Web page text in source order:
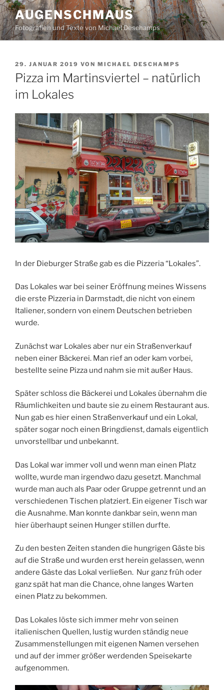
Zum
Inhalt
springen
AUGENSCHMAUS
Fotografien und Texte von Michael Deschamps
VERÖFFENTLICHT
AM
29. JANUAR 2019 VON MICHAEL DESCHAMPS
Pizza im Martinsviertel – natürlich
im Lokales
In der Dieburger Straße gab es die Pizzeria “Lokales”.
Das Lokales war bei seiner Eröffnung meines Wissens
die erste Pizzeria in Darmstadt, die nicht von einem
Italiener, sondern von einem Deutschen betrieben
wurde.
Zunächst war Lokales aber nur ein Straßenverkauf
neben einer Bäckerei. Man rief an oder kam vorbei,
bestellte seine Pizza und nahm sie mit außer Haus.
Später schloss die Bäckerei und Lokales übernahm die
Räumlichkeiten und baute sie zu einem Restaurant aus.
Nun gab es hier einen Straßenverkauf und ein Lokal,
später sogar noch einen Bringdienst, damals eigentlich
unvorstellbar und unbekannt.
Das Lokal war immer voll und wenn man einen Platz
wollte, wurde man irgendwo dazu gesetzt. Manchmal
wurde man auch als Paar oder Gruppe getrennt und an
verschiedenen Tischen platziert. Ein eigener Tisch war
die Ausnahme. Man konnte dankbar sein, wenn man
hier überhaupt seinen Hunger stillen durfte.
Zu den besten Zeiten standen die hungrigen Gäste bis
auf die Straße und wurden erst herein gelassen, wenn
andere Gäste das Lokal verließen. Nur ganz früh oder
ganz spät hat man die Chance, ohne langes Warten
einen Platz zu bekommen.
Das Lokales löste sich immer mehr von seinen
italienischen Quellen, lustig wurden ständig neue
Zusammenstellungen mit eigenen Namen versehen
und auf der immer größer werdenden Speisekarte
aufgenommen.